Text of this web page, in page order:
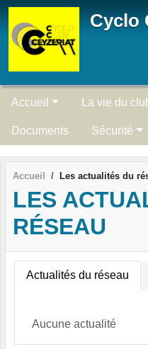
Cyclo
Accueil La vie du
Documents Sécurité
Accueil Les actualités du
LES
RÉSEAU
Actualités du réseau
Aucune actualité
Panneau de gestion des